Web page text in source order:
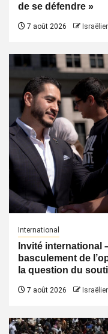
de se défendre »
7 août 2026
International
Invité international
basculement de
la question du
7 août 2026